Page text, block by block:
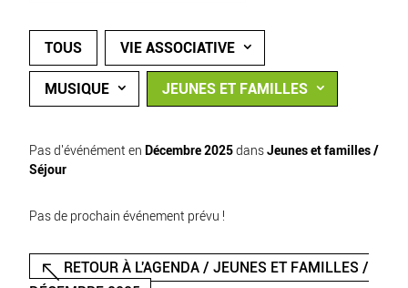
TOUS VIE ASSOCIATIVE
MUSIQUE JEUNES ET FAMILLES
Pas d'événément en Décembre 2025dansJeunes et familles /
Séjour
Pas de prochain événement prévu !
RETOUR À L'AGENDA / JEUNES ET FAMILLES /